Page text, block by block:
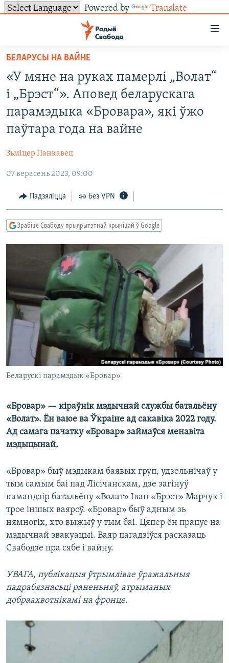
Powered by Translate
ўнівэрсальнага
доступу
Перайсьці
галоўнага
зьместу
Перайсьці
да
галоўнай
навігацыі
Перайсьці
пошуку
ЛЮДЗІ
ЭКАНОМІКА
ВАЙНА
БЕЛАРУСЫ НА ВАЙНЕ
КУЛЬТУРА
ТОЛЬКІ НА СВАБОДЗЕ
БЛОГІ
ПАДКАСТЫ
КНІГІ
АЎДЫЁКНІГІ
МОВА
НА ХВАЛЯХ СВАБОДЫ
СУВЯЗЬ
АБЫСЬЦІ БЛЯКАВАНЬНЕ
ПАДПІСАЦЦА
ПАДКАСТЫ
FACEBOOK
TWITTER
САЧЫЦЕ ЗА АБНАЎЛЕНЬНЯМІ
Усе сайты РС/РСЭ
БЕЛАРУСЫ НА ВАЙНЕ
«У мяне на руках памерлі „Волат“
і „Брэст“». Аповед беларускага
парамэдыка «Бровара», які ўжо
паўтара года на вайне
Зьміцер Панкавец
07 верасень 2023, 09:00
Падзяліцца Без VPN
Зрабіце Свабоду прыярытэтнай крыніцай ў Google
Беларускі парамэдык «Бровар»
«Бровар» — кіраўнік мэдычнай службы батальёну
«Волат». Ён ваюе ва Ўкраіне ад сакавіка 2022 году.
Ад самага пачатку «Бровар» займаўся менавіта
мэдыцынай.
«Бровар» быў мэдыкам баявых груп, удзельнічаў у
тым самым баі пад Лісічанскам, дзе загінуў
камандзір батальёну «Волат» Іван «Брэст» Марчук і
трое іншых ваяроў. «Бровар» быў адным зь
нямногіх, хто выжыў у тым баі. Цяпер ён працуе на
мэдычнай эвакуацыі. Ваяр пагадзіўся расказаць
Свабодзе пра сябе і вайну.
УВАГА, публікацыя ўтрымлівае ўражальныя
падрабязнасьці раненьняў, атрыманых
добраахвотнікамі на фронце.